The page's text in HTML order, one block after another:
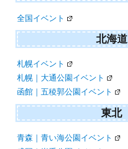
全国イベント
北海道
札幌イベント
札幌｜大通公園イベント
函館｜五稜郭公園イベント
東北
青森｜青い海公園イベント